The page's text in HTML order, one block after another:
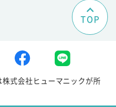
TOP
式会社ヒューマニックが所